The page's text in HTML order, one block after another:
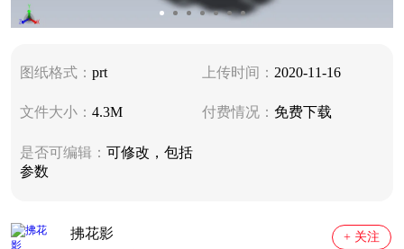
图纸格式： prt 上传时间： 2020-11-16
文件大小： 4.3M 付费情况： 免费下载
是否可编辑： 可修改，包括
参数
拂花影 + 关注